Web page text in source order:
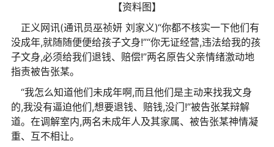
【资料图】
正义网讯(通讯员巫祯妍 刘家义)“你都不核实一下他们有
没成年,就随随便便给孩子文身!”“你无证经营,违法给我的孩
子文身,必须给我们退钱、赔偿!”两名原告父亲情绪激动地
指责被告张某。
“我怎么知道他们未成年啊,而且他们是主动来找我文身
的,我没有逼迫他们,想要退钱、赔钱,没门!”被告张某辩解
道。在调解室内,两名未成年人及其家属、被告张某神情凝
重、互不相让。